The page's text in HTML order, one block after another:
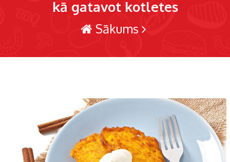
kā gatavot kotletes
Sākums